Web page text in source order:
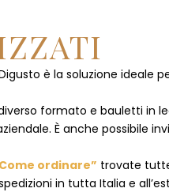
è la soluzione ideale
formato e bauletti in
È anche possibile
ordinare” trovate
in tutta Italia e